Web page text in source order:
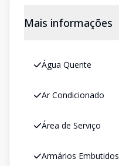
Mais informações
Água Quente
Ar Condicionado
Área de Serviço
Armários Embutidos